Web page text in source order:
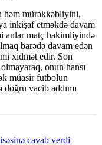
həm mürəkkəbliyini,
inkişaf etməkdə davam
anlar matç hakimliyində
barədə davam edən
xidmət edir. Son
olmayaraq, onun hansı
müasir futbolun
vacib addımı